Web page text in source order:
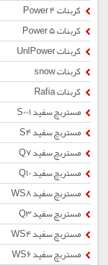
کربنات Power 4
کربنات Power 5
کربنات UnlPower
کربنات snow
کربنات Rafia
مستربچ سفید S001
مستربچ سفید S4
مستربچ سفید Q7
مستربچ سفید Q10
مستربچ سفید WS8
مستربچ سفید Q3
مستربچ سفید WS4
مستربچ سفید WS6